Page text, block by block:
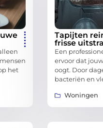
het
Tapijten
frisse
Een
ervoor dat
oogt. Door
bacteriën en
Woningen